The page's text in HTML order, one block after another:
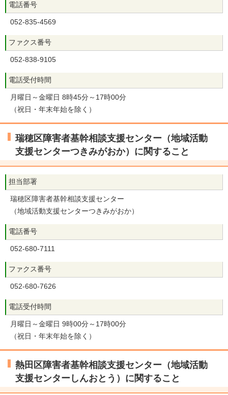
電話番号
052-835-4569
ファクス番号
052-838-9105
電話受付時間
月曜日～金曜日 8時45分～17時00分
（祝日・年末年始を除く）
瑞穂区障害者基幹相談支援センター（地域活動
支援センターつきみがおか）に関すること
担当部署
瑞穂区障害者基幹相談支援センター
（地域活動支援センターつきみがおか）
電話番号
052-680-7111
ファクス番号
052-680-7626
電話受付時間
月曜日～金曜日 9時00分～17時00分
（祝日・年末年始を除く）
熱田区障害者基幹相談支援センター（地域活動
支援センターしんおとう）に関すること